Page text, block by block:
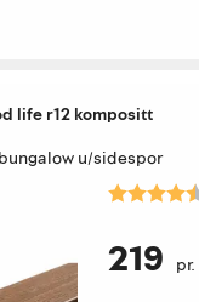
life r12 kompositt
u/sidespor
Karakter:
219